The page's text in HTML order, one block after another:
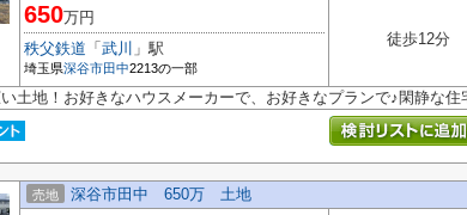
650万円
秩父鉄道 「 武川 」駅
埼玉県深谷市田中2213の一部
徒歩12分
土地！お好きなハウスメーカーで、お好きなプランで♪閑静な住
売地 深谷市田中 650万 土地